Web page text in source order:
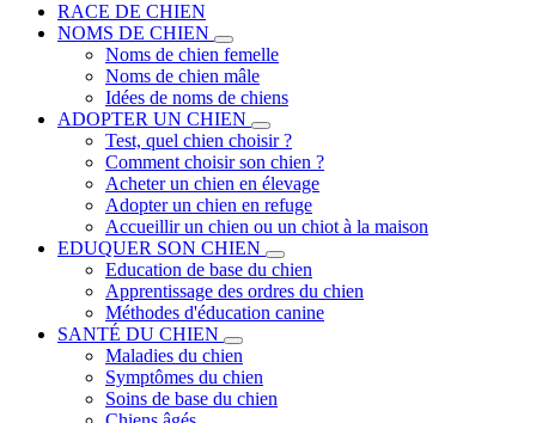
RACE DE CHIEN
NOMS DE CHIEN
Noms de chien femelle
Noms de chien mâle
Idées de noms de chiens
ADOPTER UN CHIEN
Test, quel chien choisir ?
Comment choisir son chien ?
Acheter un chien en élevage
Adopter un chien en refuge
Accueillir un chien ou un chiot à la maison
EDUQUER SON CHIEN
Education de base du chien
Apprentissage des ordres du chien
Méthodes d'éducation canine
SANTÉ DU CHIEN
Maladies du chien
Symptômes du chien
Soins de base du chien